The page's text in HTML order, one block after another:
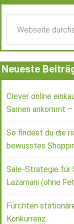
Neueste
Clever online
Samen ankommt
So findest du die
bewusstes
Sale-Strategie für
Lazamani (ohne
Fürchten
Konkurrenz